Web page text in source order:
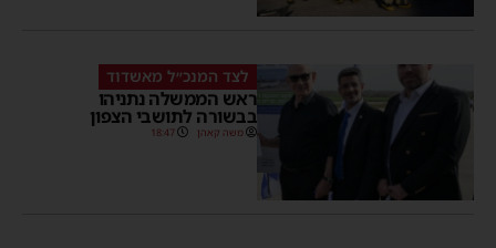
לצד המנכ״ל מאשדוד
ראש הממשלה נתניהו
בבשורה לתושבי הצפון
משה קאהן 18:47